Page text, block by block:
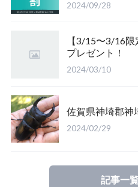
長崎県対馬市産
佐賀県神崎郡産
新潟県東蒲原郡阿賀町産
香川県綾歌郡産綾上町産
福島県南会津郡産
福島県大沼郡産
山梨県甲府市産
山梨県韮崎市穂坂町産
山梨県北杜市明野町産
山梨県韮崎市穂坂町産
京都府宇治市産
岡山県岡山市産
2024/09/28
【3/15〜3/16
プレゼント！
2024/03/10
佐賀県神埼郡神
2024/02/29
記事一